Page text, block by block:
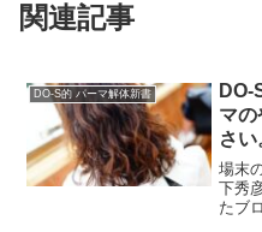
関連記事
DO-S的 パーマ解体新書
DO-
マ
さい
場末
下秀
たブ